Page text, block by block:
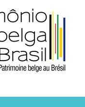
AQUI